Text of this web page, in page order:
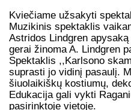
Kviečiame užsakyti
Muzikinis spektaklis
Astridos Lindgren
gerai žinoma A. Lindgren
Spektaklis ,,Karlsono
suprasti jo vidinį pasaulį.
šiuolaikiškų kostiumų,
Edukacija gali vykti
pasirinktoje vietoje.